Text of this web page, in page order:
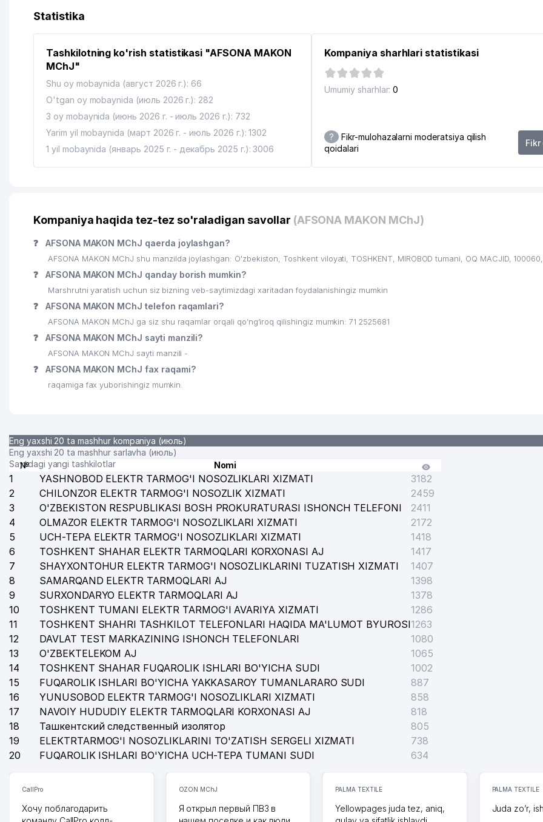
13 MIROBOD TUMANI 4-chi NOTARIAL IDORASI
14 ADILOVA FERUZA SABIROVNA YAKKA TARTIBDAGI TADBIRKOR
LEVERAGE MChJ
KOSOL AIR MChJ
IDEAL ROAD CONSTRUCTION XUSUSIY KORXONASI
BYUDJETDAN TASHQARI PENSIYA JAMG'ARMASI MIROBOD TUMANI BO'LIMI
AGROSHERIFF-ASIA MChJ
22 AVAZOV S.SH. YAKKA TARTIBDAGI TADBIRKOR
23 KOINOT RADIOTEXNIKA MOLLARI XUSUSIY KORXONASI
24 ZIPTECH MChJ
ALEKS TRADING MChJ
CHAYKA KOMMUNAL SERVIS UY-JOY MULK SHIRKATI
27 HIPPOKRAT FARM MChJ
28 GEOLTEXTA'MINOT DK
GOSGEOLINFORMCENTER DK
31 MINERAL RESURSLAR INSTITUTI DK
32 ELSTAB MChJ
DAVLAT GEOLOGIYA MUZEYI
OILAVIY POLIKLINIKA № 1 (MIROBOD TUMANI)
INFIN LEASING MChJ
ANALYTIC PLUS MChJ
MEDIA SKS MChJ
BARKAMOL AVLOD KOMMUNAL LYUKS UY-JOY MULK SHIRKATI
DIAG LAB TRADE MChJ
DORI VOSITALARINI STANDARTLASH ILMIY MARKAZI MChJ
CHAQQON PIZZA GROUP MChJ
O'zR GEOLOGIYA VA MINERAL RESURSLAR DAVLAT KO'MITASI
TAEWOONG GLOBAL LOGISTICS INTERNATIONAL MChJ
46
TOSHKENT FARMATSEVTIKA INSTITUTI
Statistika
Tashkilotning ko'rish statistikasi "AFSONA MAKON
MChJ"
Shu oy mobaynida (август 2026 г.): 66
O'tgan oy mobaynida (июль 2026 г.): 282
3 oy mobaynida (июнь 2026 г. - июль 2026 г.): 732
Yarim yil mobaynida (март 2026 г. - июль 2026 г.): 1302
1 yil mobaynida (январь 2025 г. - декабрь 2025 г.): 3006
Kompaniya sharhlari statistikasi
Umumiy sharhlar: 0
?
Fikr-mulohazalarni moderatsiya qilish
qoidalari
Kompaniya haqida tez-tez so'raladigan savollar (AFSONA MAKON MChJ)
❓ AFSONA MAKON MChJ qaerda joylashgan?
AFSONA MAKON MChJ shu manzilda joylashgan: O'zbekiston, Toshkent viloyati, TOSHKENT, MIROBOD tumani, OQ MACJID,
❓ AFSONA MAKON MChJ qanday borish mumkin?
Marshrutni yaratish uchun siz bizning veb-saytimizdagi xaritadan foydalanishingiz mumkin
❓ AFSONA MAKON MChJ telefon raqamlari?
AFSONA MAKON MChJ ga siz shu raqamlar orqali qo’ng’iroq qilishingiz mumkin: 71 2525681
❓ AFSONA MAKON MChJ sayti manzili?
AFSONA MAKON MChJ sayti manzili -
❓ AFSONA MAKON MChJ fax raqami?
raqamiga fax yuborishingiz mumkin.
Eng yaxshi 20 ta mashhur kompaniya (июль)
Eng yaxshi 20 ta mashhur sarlavha (июль)
Saytdagi yangi tashkilotlar
№ Nomi
1 YASHNOBOD ELEKTR TARMOG'I NOSOZLIKLARI XIZMATI
3182
2
CHILONZOR ELEKTR TARMOG'I NOSOZLIK XIZMATI
2459
3
O'ZBEKISTON RESPUBLIKASI BOSH PROKURATURASI ISHONCH TELEFONI
2411
4
OLMAZOR ELEKTR TARMOG'I NOSOZLIKLARI XIZMATI
2172
5
UCH-TEPA ELEKTR TARMOG'I NOSOZLIKLARI XIZMATI
1418
6
TOSHKENT SHAHAR ELEKTR TARMOQLARI KORXONASI AJ
1417
7
SHAYXONTOHUR ELEKTR TARMOG'I NOSOZLIKLARINI TUZATISH XIZMATI
1407
8
SAMARQAND ELEKTR TARMOQLARI AJ
1398
9
SURXONDARYO ELEKTR TARMOQLARI AJ
1378
10
TOSHKENT TUMANI ELEKTR TARMOG'I AVARIYA XIZMATI
1286
11
TOSHKENT SHAHRI TASHKILOT TELEFONLARI HAQIDA MA'LUMOT BYUROSI1263
12
DAVLAT TEST MARKAZINING ISHONCH TELEFONLARI
1080
13
O'ZBEKTELEKOM AJ
1065
14
TOSHKENT SHAHAR FUQAROLIK ISHLARI BO'YICHA SUDI
1002
15
FUQAROLIK ISHLARI BO'YICHA YAKKASAROY TUMANLARARO SUDI
887
16
YUNUSOBOD ELEKTR TARMOG'I NOSOZLIKLARI XIZMATI
858
17
NAVOIY HUDUDIY ELEKTR TARMOQLARI KORXONASI AJ
818
18
Ташкентский следственный изолятор
805
19
ELEKTRTARMOG'I NOSOZLIKLARINI TO'ZATISH SERGELI XIZMATI
738
20
FUQAROLIK ISHLARI BO'YICHA UCH-TEPA TUMANI SUDI 634
CallPro
Хочу поблагодарить
OZON MChJ
Я открыл первый ПВЗ в
PALMA TEXTILE
Yellowpages juda tez, aniq,
PALMA TEXTILE
Juda zo’r,